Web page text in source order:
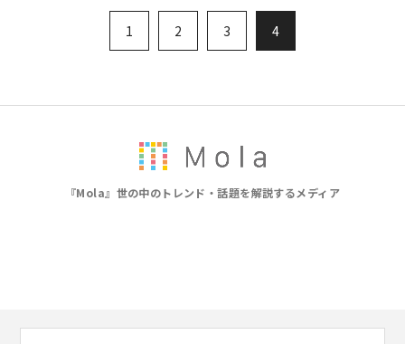
1 2 3 4
『Mola』世の中のトレンド・話題を解説するメディア